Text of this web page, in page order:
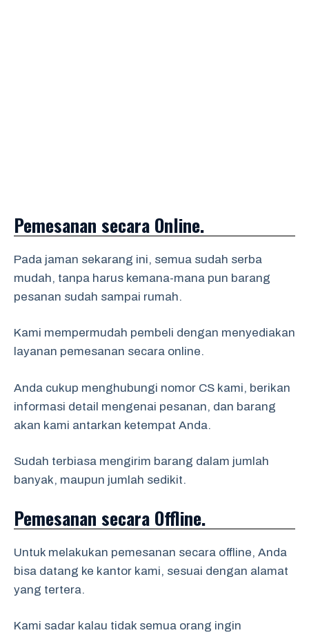
Pemesanan secara Online.
Pada jaman sekarang ini, semua sudah serba
mudah, tanpa harus kemana-mana pun barang
pesanan sudah sampai rumah.
Kami mempermudah pembeli dengan menyediakan
layanan pemesanan secara online.
Anda cukup menghubungi nomor CS kami, berikan
informasi detail mengenai pesanan, dan barang
akan kami antarkan ketempat Anda.
Sudah terbiasa mengirim barang dalam jumlah
banyak, maupun jumlah sedikit.
Pemesanan secara Offline.
Untuk melakukan pemesanan secara offline, Anda
bisa datang ke kantor kami, sesuai dengan alamat
yang tertera.
Kami sadar kalau tidak semua orang ingin